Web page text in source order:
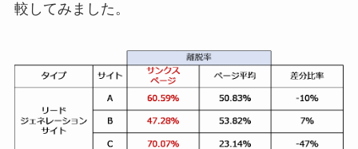
較してみました。